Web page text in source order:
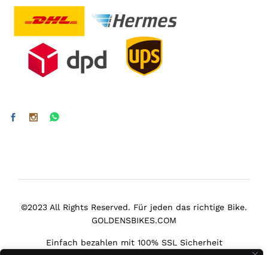
©2023 All Rights Reserved. Für jeden das richtige Bike.
GOLDENSBIKES.COM
Einfach bezahlen mit 100% SSL Sicherheit